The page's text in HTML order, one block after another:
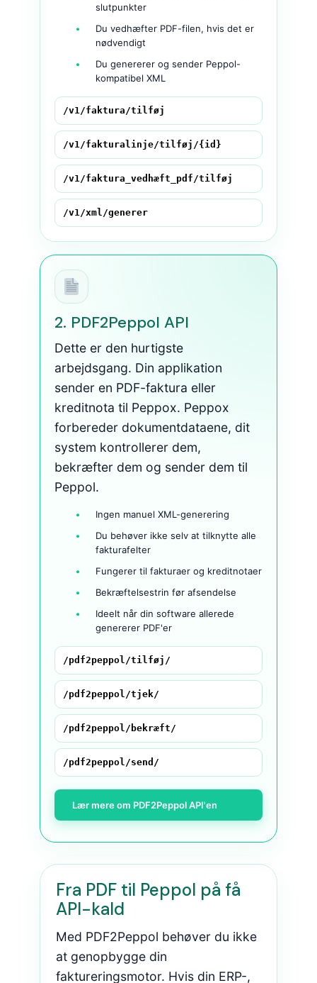
slutpunkter
Du vedhæfter PDF-filen, hvis det er
nødvendigt
Du genererer og sender Peppol-
kompatibel XML
/v1/faktura/tilføj
/v1/fakturalinje/tilføj/{id}
/v1/faktura_vedhæft_pdf/tilføj
/v1/xml/generer
2. PDF2Peppol API
Dette er den hurtigste
arbejdsgang. Din applikation
sender en PDF-faktura eller
kreditnota til Peppox. Peppox
forbereder dokumentdataene, dit
system kontrollerer dem,
bekræfter dem og sender dem til
Peppol.
Ingen manuel XML-generering
Du behøver ikke selv at tilknytte alle
fakturafelter
Fungerer til fakturaer og kreditnotaer
Bekræftelsestrin før afsendelse
Ideelt når din software allerede
genererer PDF'er
/pdf2peppol/tilføj/
/pdf2peppol/tjek/
/pdf2peppol/bekræft/
/pdf2peppol/send/
Lær mere om PDF2Peppol API'en
Fra PDF til Peppol på få
API-kald
Med PDF2Peppol behøver du ikke
at genopbygge din
faktureringsmotor. Hvis din ERP-,